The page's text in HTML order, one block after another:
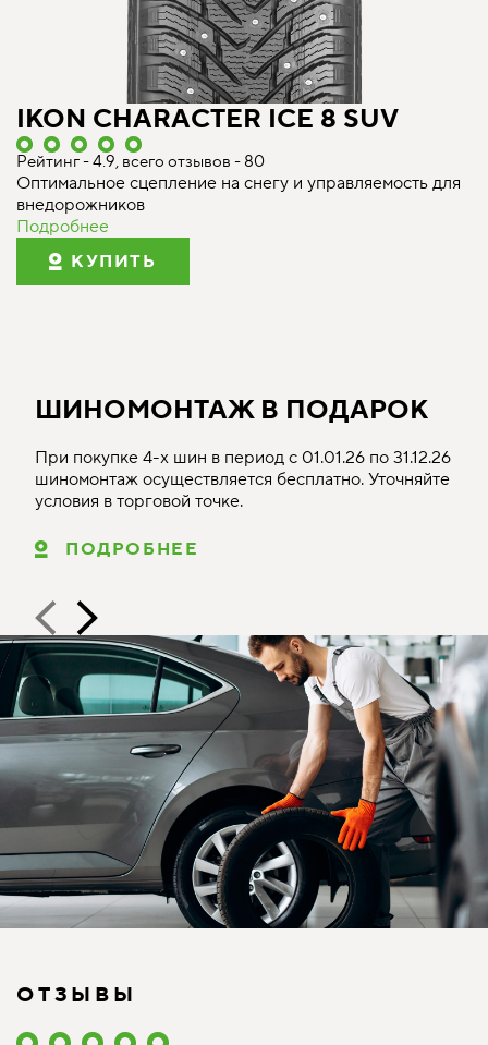
IKON CHARACTER ICE 8 SUV
Рейтинг - 4.9, всего отзывов - 80
Оптимальное сцепление на снегу и управляемость для
внедорожников
Подробнее
КУПИТЬ
ШИНОМОНТАЖ В ПОДАРОК
При покупке 4-х шин в период с 01.01.26 по 31.12.26
шиномонтаж осуществляется бесплатно. Уточняйте
условия в торговой точке.
ПОДРОБНЕЕ
ОТЗЫВЫ